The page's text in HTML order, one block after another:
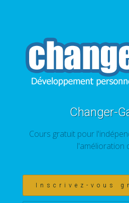
Changer-
Cours gratuit pour
l'amélioration
Inscrivez-vous